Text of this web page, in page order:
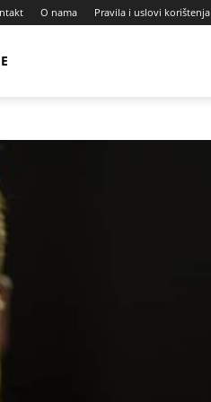
O nama Pravila i uslovi korištenja